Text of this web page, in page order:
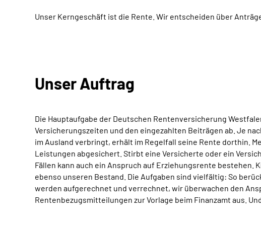
Unser Kerngeschäft ist die Rente. Wir entscheiden über
Unser Auftrag
Die Hauptaufgabe der Deutschen Rentenversicherung
Versicherungszeiten und den eingezahlten Beiträgen ab. Je
im Ausland verbringt, erhält im Regelfall seine Rente dorthin.
Leistungen abgesichert. Stirbt eine Versicherte oder ein
Fällen kann auch ein Anspruch auf Erziehungsrente
ebenso unseren Bestand. Die Aufgaben sind vielfältig: So
werden aufgerechnet und verrechnet, wir überwachen den
Rentenbezugsmitteilungen zur Vorlage beim Finanzamt aus.